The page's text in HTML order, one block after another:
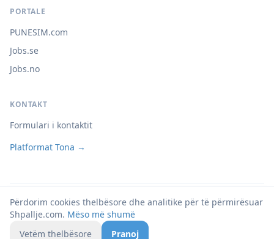
PORTALE
PUNESIM.com
Jobs.se
Jobs.no
KONTAKT
Formulari i kontaktit
Platformat Tona →
© 2026 Shpallje.com
PrivatësiaKushtetCookies
Përdorim cookies thelbësore dhe analitike për të përmirësuar
Shpallje.com. Mëso më shumë
Vetëm thelbësore
Pranoj